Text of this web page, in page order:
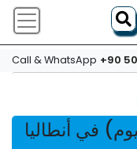
Call & WhatsApp +90
في أنطاليا